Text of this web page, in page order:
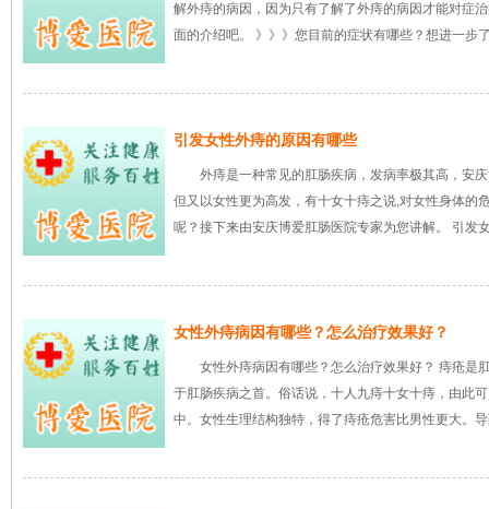
解外痔的病因，因为只有了解了外痔的病因才能对症
面的介绍吧。 》》》您目前的症状有哪些？想进一步
引发女性外痔的原因有哪些
外痔是一种常见的肛肠疾病，发病率极其高，安
但又以女性更为高发，有十女十痔之说,对女性身体的
呢？接下来由安庆博爱肛肠医院专家为您讲解。 引发
女性外痔病因有哪些？怎么治疗效果好？
女性外痔病因有哪些？怎么治疗效果好？ 痔疮是
于肛肠疾病之首。俗话说，十人九痔十女十痔，由此
中。女性生理结构独特，得了痔疮危害比男性更大。